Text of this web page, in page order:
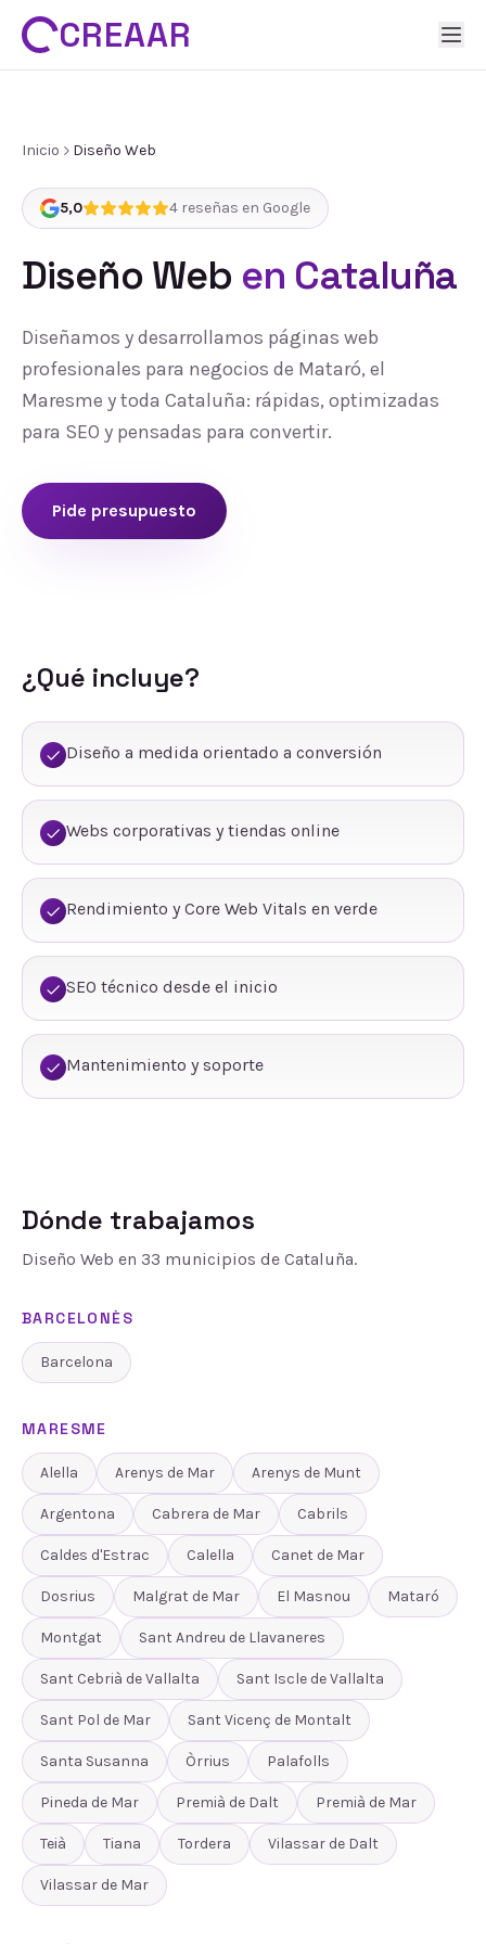
CREAAR
Inicio Diseño Web
5,0 4 reseñas en Google
Diseño Web en Cataluña
Diseñamos y desarrollamos páginas web
profesionales para negocios de Mataró, el
Maresme y toda Cataluña: rápidas, optimizadas
para SEO y pensadas para convertir.
Pide presupuesto
¿Qué incluye?
Diseño a medida orientado a conversión
Webs corporativas y tiendas online
Rendimiento y Core Web Vitals en verde
SEO técnico desde el inicio
Mantenimiento y soporte
Dónde trabajamos
Diseño Web en 33 municipios de Cataluña.
BARCELONÈS
Barcelona
MARESME
Alella Arenys de Mar Arenys de Munt
Argentona Cabrera de Mar Cabrils
Caldes d'Estrac Calella Canet de Mar
Dosrius Malgrat de Mar El Masnou Mataró
Montgat Sant Andreu de Llavaneres
Sant Cebrià de Vallalta Sant Iscle de Vallalta
Sant Pol de Mar Sant Vicenç de Montalt
Santa Susanna Òrrius Palafolls
Pineda de Mar Premià de Dalt Premià de Mar
Teià Tiana Tordera Vilassar de Dalt
Vilassar de Mar